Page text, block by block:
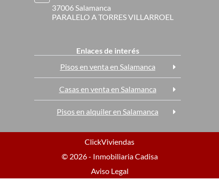
37006 Salamanca
PARALELO A TORRES VILLARROEL
Enlaces de interés
Pisos en venta en Salamanca
Casas en venta en Salamanca
Pisos en alquiler en Salamanca
ClickViviendas
© 2026 - Inmobiliaria Cadisa
Aviso Legal